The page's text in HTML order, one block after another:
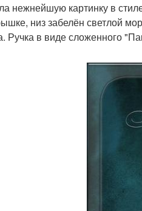
нежнейшую картинку в
низ забелён светлой
Ручка в виде сложенного